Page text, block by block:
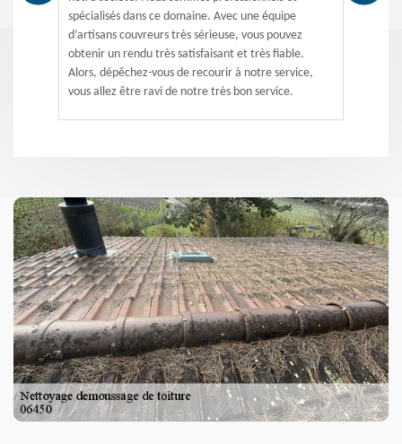
spécialisés dans ce domaine. Avec une équipe
d’artisans couvreurs très sérieuse, vous pouvez
obtenir un rendu très satisfaisant et très fiable.
Alors, dépêchez-vous de recourir à notre service,
vous allez être ravi de notre très bon service.